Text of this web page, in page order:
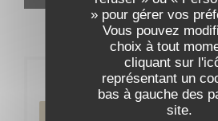
» pour gérer vos
Vous pouvez
choix à tout
cliquant sur
représentant un
bas à gauche des
site.
Réservation
RÉSERVER